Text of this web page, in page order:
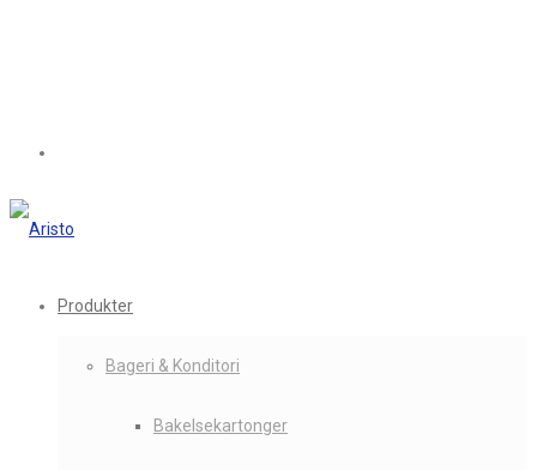
Produkter
Bageri & Konditori
Bakelsekartonger